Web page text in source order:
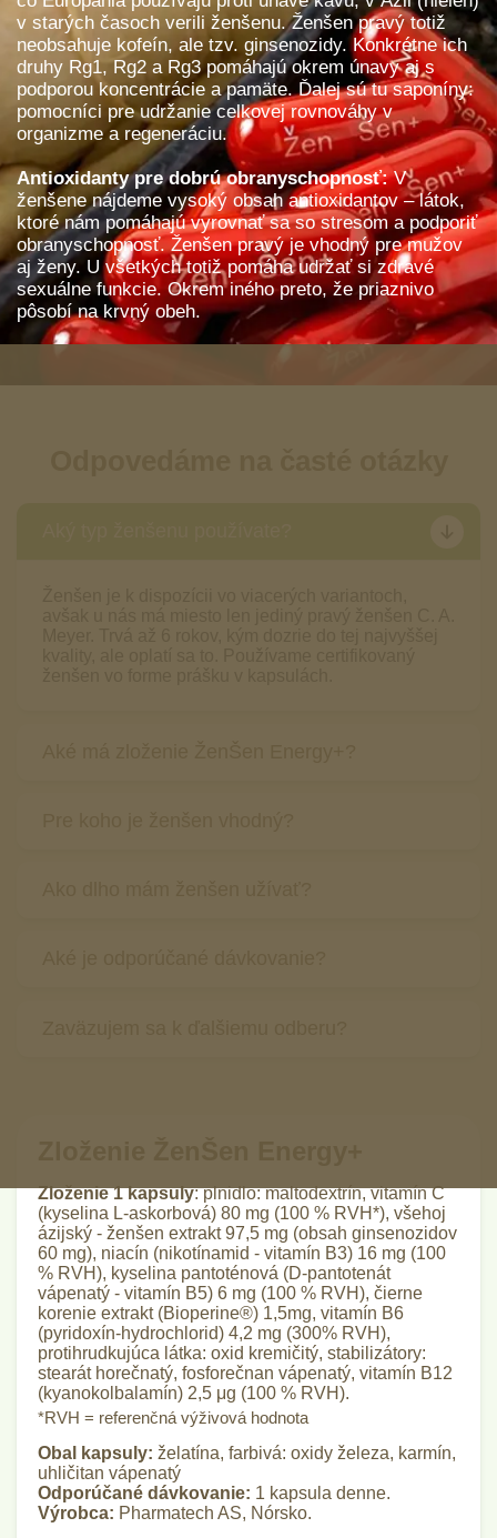
v starých časoch verili ženšenu. Ženšen pravý totiž
neobsahuje kofeín, ale tzv. ginsenozidy. Konkrétne ich
druhy Rg1, Rg2 a Rg3 pomáhajú okrem únavy aj s
podporou koncentrácie a pamäte. Ďalej sú tu saponíny:
pomocníci pre udržanie celkovej rovnováhy v
organizme a regeneráciu.
Antioxidanty pre dobrú obranyschopnosť:V
ženšene nájdeme vysoký obsah antioxidantov – látok,
ktoré nám pomáhajú vyrovnať sa so stresom a podporiť
obranyschopnosť. Ženšen pravý je vhodný pre mužov
aj ženy. U všetkých totiž pomáha udržať si zdravé
sexuálne funkcie. Okrem iného preto, že priaznivo
pôsobí na krvný obeh.
Zloženie 1 kapsuly: plnidlo: maltodextrín, vitamín C
(kyselina L-askorbová) 80 mg (100 % RVH*), všehoj
ázijský - ženšen extrakt 97,5 mg (obsah ginsenozidov
60 mg), niacín (nikotínamid - vitamín B3) 16 mg (100
% RVH), kyselina pantoténová (D-pantotenát
vápenatý - vitamín B5) 6 mg (100 % RVH), čierne
korenie extrakt (Bioperine®) 1,5mg, vitamín B6
(pyridoxín-hydrochlorid) 4,2 mg (300% RVH),
protihrudkujúca látka: oxid kremičitý, stabilizátory:
stearát horečnatý, fosforečnan vápenatý, vitamín B12
(kyanokolbalamín) 2,5 μg (100 % RVH).
*RVH = referenčná výživová hodnota
Obal kapsuly: želatína, farbivá: oxidy železa, karmín,
uhličitan vápenatý
Odporúčané dávkovanie: 1 kapsula denne.
Výrobca: Pharmatech AS, Nórsko.